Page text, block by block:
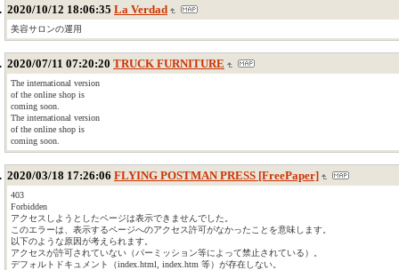
2020/10/12 18:06:35 La Verdad
美容サロンの運用
2020/07/11 07:20:20 TRUCK FURNITURE
The international version
of the online shop is
coming soon.
The international version
of the online shop is
coming soon.
2020/03/18 17:26:06 FLYING POSTMAN PRESS [FreePaper]
403
Forbidden
アクセスしようとしたページは表示できませんでした。
このエラーは、表示するページへのアクセス許可がなかったことを意味します。
以下のような原因が考えられます。
アクセスが許可されていない（パーミッション等によって禁止されている）。
デフォルトドキュメント（index.html, index.htm 等）が存在しない。